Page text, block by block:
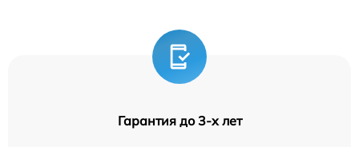
Гарантия до 3-х лет